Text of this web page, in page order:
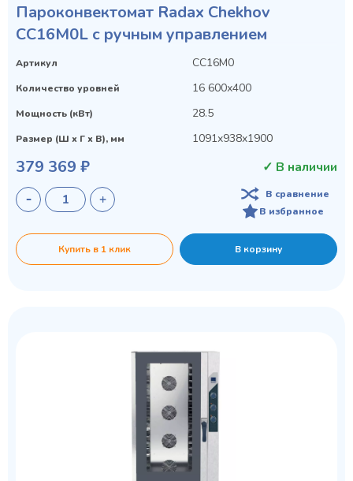
Пароконвектомат Radax Chekhov
CC16M0L с ручным управлением
Артикул CC16M0
Количество уровней 16 600х400
Мощность (кВт) 28.5
Размер (Ш х Г х В), мм 1091x938x1900
379 369 ₽ ✓ В наличии
В сравнение
В избранное
Купить в 1 клик В корзину